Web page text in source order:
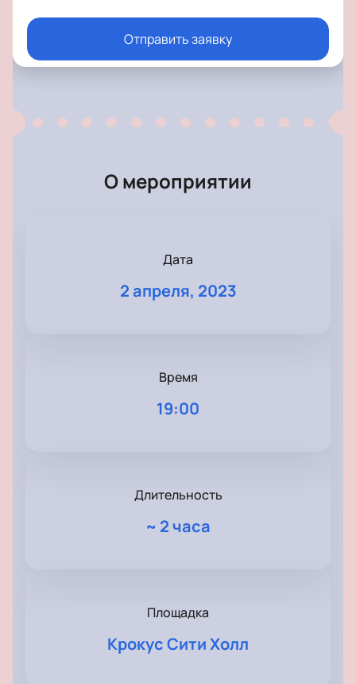
Отправить заявку
О мероприятии
Дата
2 апреля, 2023
Время
19:00
Длительность
~ 2 часа
Площадка
Крокус Сити Холл